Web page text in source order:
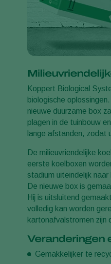
Koppert Biological
biologische
nieuwe duurzame box
plagen in de tuinbouw
lange afstanden, zodat
De milieuvriendelijke
eerste koelboxen
stadium uiteindelijk naar
De nieuwe box is
Hij is uitsluitend
volledig kan worden
kartonafvalstromen zijn
Veranderingen
Gemakkelijker te